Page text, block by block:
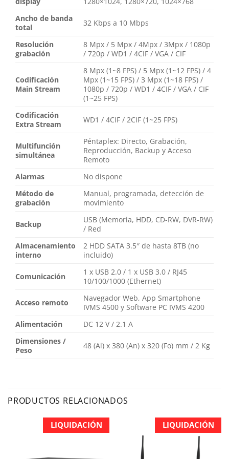
Ancho de banda
total
32 Kbps a 10 Mbps
Resolución
grabación
8 Mpx / 5 Mpx / 4Mpx / 3Mpx / 1080p
/ 720p / WD1 / 4CIF / VGA / CIF
Codificación
Main Stream
8 Mpx (1~8 FPS) / 5 Mpx (1~12 FPS) / 4
Mpx (1~15 FPS) / 3 Mpx (1~18 FPS) /
1080p / 720p / WD1 / 4CIF / VGA / CIF
(1~25 FPS)
Codificación
Extra Stream
WD1 / 4CIF / 2CIF (1~25 FPS)
Multifunción
simultánea
Péntaplex: Directo, Grabación,
Reproducción, Backup y Acceso
Remoto
Alarmas
No dispone
Método de
grabación
Manual, programada, detección de
movimiento
Backup
USB (Memoria, HDD, CD-RW, DVR-RW)
/ Red
Almacenamiento
interno
2 HDD SATA 3.5″ de hasta 8TB (no
incluido)
Comunicación
1 x USB 2.0 / 1 x USB 3.0 / RJ45
10/100/1000 (Ethernet)
Acceso remoto
Navegador Web, App Smartphone
IVMS 4500 y Software PC IVMS 4200
Alimentación
DC 12 V / 2.1 A
Dimensiones /
Peso
48 (Al) x 380 (An) x 320 (Fo) mm / 2 Kg
PRODUCTOS RELACIONADOS
LIQUIDACIÓN LIQUIDACIÓN